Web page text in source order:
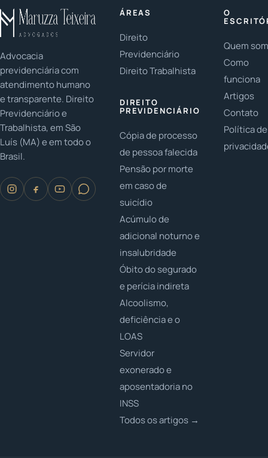
possível
receber
estes
Advocacia
previdenciária com
atendimento humano
e transparente. Direito
Previdenciário e
Trabalhista, em São
Luís (MA) e em todo o
Brasil.
ÁREAS
Direito
Previdenciário
Direito Trabalhista
DIREITO
PREVIDENCIÁRIO
Cópia de processo
de pessoa falecida
Pensão por morte
em caso de
suicídio
Acúmulo de
adicional noturno e
insalubridade
Óbito do segurado
e perícia indireta
Alcoolismo,
deficiência e o
LOAS
Servidor
exonerado e
aposentadoria no
INSS
Todos os artigos →
O
Quem
Como
funciona
Artigos
Contato
Política de